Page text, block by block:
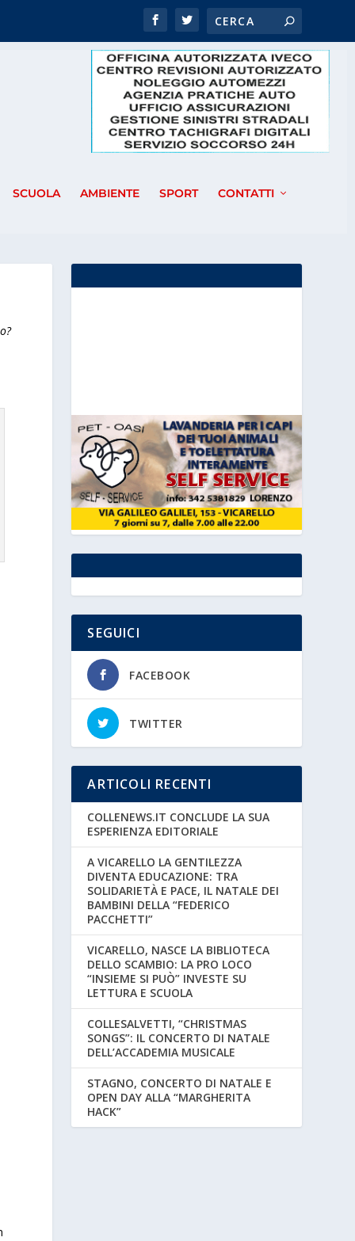
SCUOLA AMBIENTE SPORT CONTATTI
SEGUICI
FACEBOOK
TWITTER
ARTICOLI RECENTI
COLLENEWS.IT CONCLUDE LA SUA
ESPERIENZA EDITORIALE
A VICARELLO LA GENTILEZZA
DIVENTA EDUCAZIONE: TRA
SOLIDARIETÀ E PACE, IL NATALE DEI
BAMBINI DELLA “FEDERICO
PACCHETTI”
VICARELLO, NASCE LA BIBLIOTECA
DELLO SCAMBIO: LA PRO LOCO
“INSIEME SI PUÒ” INVESTE SU
LETTURA E SCUOLA
COLLESALVETTI, “CHRISTMAS
SONGS”: IL CONCERTO DI NATALE
DELL’ACCADEMIA MUSICALE
STAGNO, CONCERTO DI NATALE E
OPEN DAY ALLA “MARGHERITA
HACK”